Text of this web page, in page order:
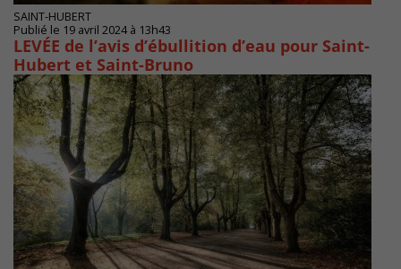
SAINT-HUBERT
Publié le 19 avril 2024 à 13h43
LEVÉE de l’avis d’ébullition d’eau pour Saint-
Hubert et Saint-Bruno